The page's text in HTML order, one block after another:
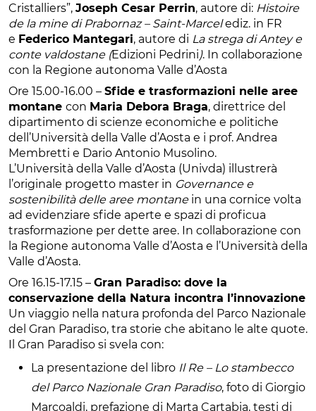
Cristalliers”, Joseph Cesar Perrin, autore di: Histoire
de la mine di Prabornaz – Saint-Marcelediz. in FR
e Federico Mantegari, autore di La strega di Antey e
conte valdostane (Edizioni Pedrini). In collaborazione
con la Regione autonoma Valle d’Aosta
Ore 15.00-16.00 – Sfide e trasformazioni nelle aree
montane con Maria Debora Braga, direttrice del
dipartimento di scienze economiche e politiche
dell’Università della Valle d’Aosta e i prof. Andrea
Membretti e Dario Antonio Musolino.
L’Università della Valle d’Aosta (Univda) illustrerà
l’originale progetto master in Governance e
sostenibilità delle aree montanein una cornice volta
ad evidenziare sfide aperte e spazi di proficua
trasformazione per dette aree. In collaborazione con
la Regione autonoma Valle d’Aosta e l’Università della
Valle d’Aosta.
Ore 16.15-17.15 – Gran Paradiso: dove la
conservazione della Natura incontra l’innovazione
Un viaggio nella natura profonda del Parco Nazionale
del Gran Paradiso, tra storie che abitano le alte quote.
Il Gran Paradiso si svela con:
La presentazione del libro Il Re – Lo stambecco
del Parco Nazionale Gran Paradiso, foto di Giorgio
Marcoaldi, prefazione di Marta Cartabia, testi di